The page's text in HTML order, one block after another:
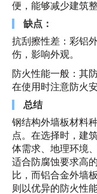
便，能够减少建筑
缺点：
抗刮擦性差：彩铝
伤，影响外观。
防火性能一般：其
在使用时注意防火安
总结
钢结构外墙板材料
点。在选择时，建
体需求、地理环境
适合防腐蚀要求高
比，而铝合金外墙
则以优异的防火性